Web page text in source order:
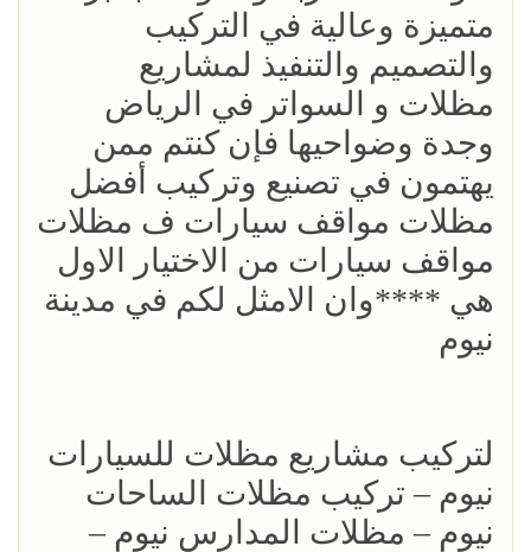
متميزة وعالية في التركيب
والتصميم والتنفيذ لمشاريع
مظلات و السواتر في الرياض
وجدة وضواحيها فإن كنتم ممن
يهتمون في تصنيع وتركيب أفضل
مظلات مواقف سيارات ف مظلات
مواقف سيارات من الاختيار الاول
هي ****وان الامثل لكم في مدينة
نيوم
لتركيب مشاريع مظلات للسيارات
نيوم – تركيب مظلات الساحات
نيوم – مظلات المدارس نيوم –